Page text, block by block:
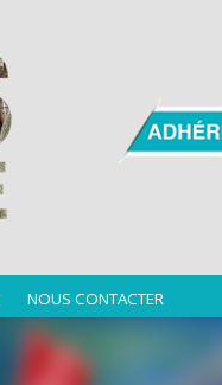
NOUS CONTACTER